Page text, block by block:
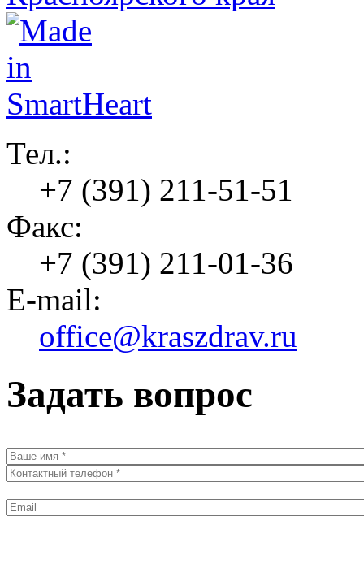
Тел.:
+7 (391) 211-51-51
Факс:
+7 (391) 211-01-36
E-mail:
office@kraszdrav.ru
Задать вопрос